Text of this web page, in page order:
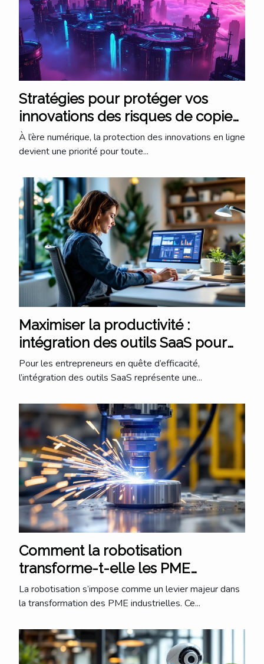
Stratégies pour protéger vos
innovations des risques de copie
en ligne
À l’ère numérique, la protection des innovations en ligne
devient une priorité pour toute...
Maximiser la productivité :
intégration des outils SaaS pour
les entrepreneurs
Pour les entrepreneurs en quête d’efficacité,
l’intégration des outils SaaS représente une...
Comment la robotisation
transforme-t-elle les PME
industrielles ?
La robotisation s’impose comme un levier majeur dans
la transformation des PME industrielles. Ce...